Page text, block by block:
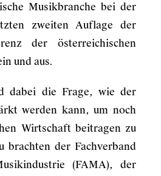
Musikbranche bei der
zweiten Auflage der
der österreichischen
und aus.
dabei die Frage, wie der
werden kann, um noch
Wirtschaft beitragen zu
brachten der Fachverband
(FAMA), der